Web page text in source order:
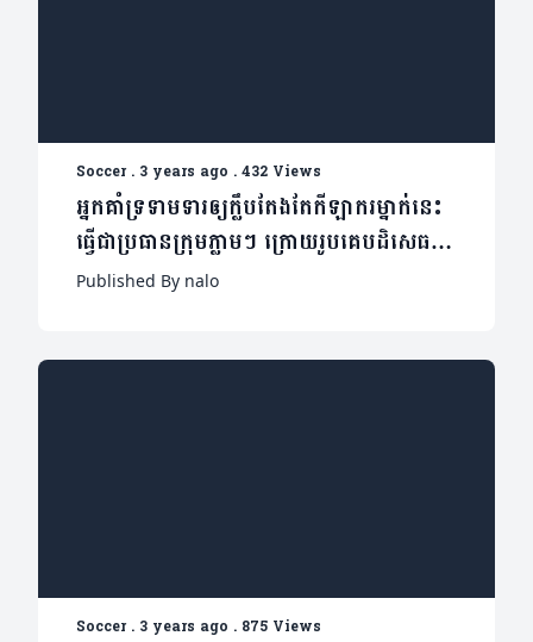
Soccer. 3 years ago .432 Views
អ្នកគាំទ្រទាមទារឲ្យក្លឹបតែងតែកីឡាករម្នាក់នេះ
ធ្វើជាប្រធានក្រុមភ្លាមៗ ក្រោយរូបគេបដិសេធ
Arsenal ត្រង់ៗ
Published By nalo
Soccer. 3 years ago . 875 Views